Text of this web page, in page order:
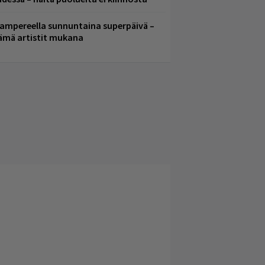
sunnuntaina superpäivä –
artistit mukana